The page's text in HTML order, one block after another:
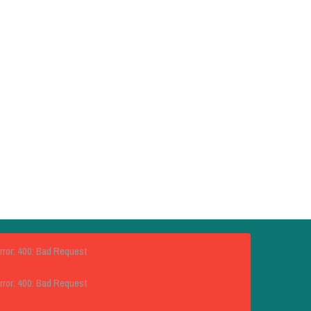
400: Bad Request
400: Bad Request